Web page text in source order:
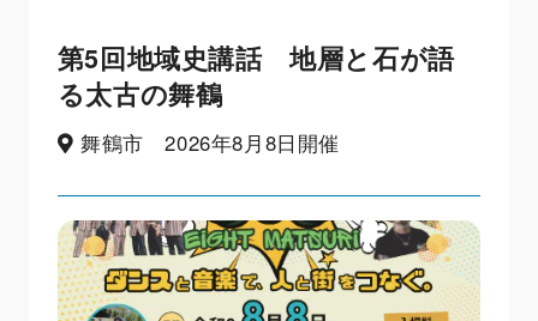
第5回地域史講話 地層と石が語
る太古の舞鶴
舞鶴市 2026年8月8日開催